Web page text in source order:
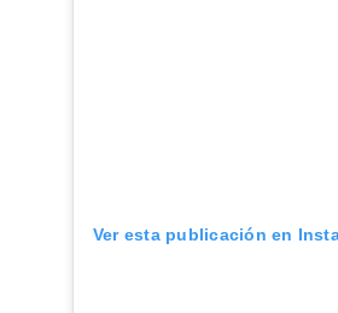
Ver esta publicación en